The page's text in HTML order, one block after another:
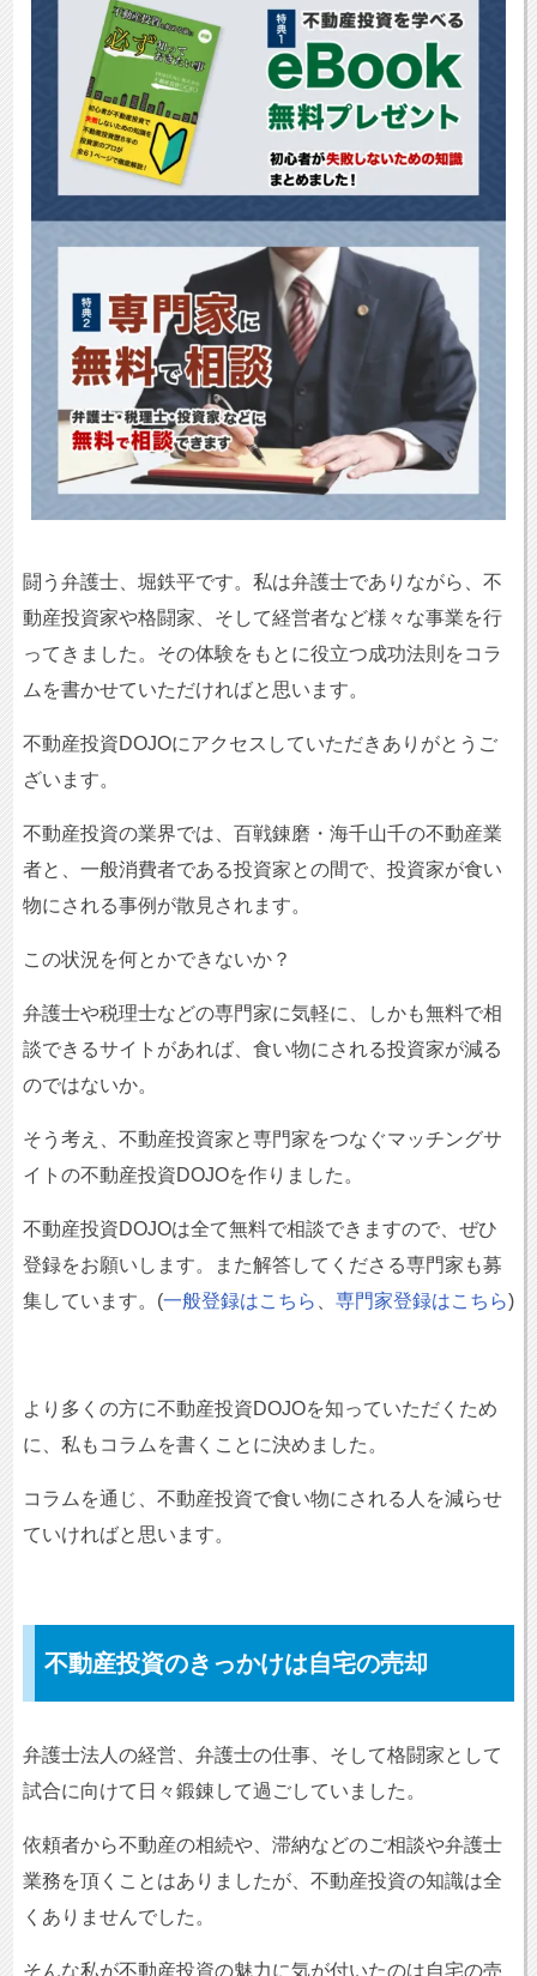
闘う弁護士、堀鉄平です。私は弁護士でありながら、不
動産投資家や格闘家、そして経営者など様々な事業を行
ってきました。その体験をもとに役立つ成功法則をコラ
ムを書かせていただければと思います。
不動産投資DOJOにアクセスしていただきありがとうご
ざいます。
不動産投資の業界では、百戦錬磨・海千山千の不動産業
者と、一般消費者である投資家との間で、投資家が食い
物にされる事例が散見されます。
この状況を何とかできないか？
弁護士や税理士などの専門家に気軽に、しかも無料で相
談できるサイトがあれば、食い物にされる投資家が減る
のではないか。
そう考え、不動産投資家と専門家をつなぐマッチングサ
イトの不動産投資DOJOを作りました。
不動産投資DOJOは全て無料で相談できますので、ぜひ
登録をお願いします。また解答してくださる専門家も募
集しています。(一般登録はこちら 専門家登録はこちら)
より多くの方に不動産投資DOJOを知っていただくため
に、私もコラムを書くことに決めました。
コラムを通じ、不動産投資で食い物にされる人を減らせ
ていければと思います。
不動産投資のきっかけは自宅の売却
弁護士法人の経営、弁護士の仕事、そして格闘家として
試合に向けて日々鍛錬して過ごしていました。
依頼者から不動産の相続や、滞納などのご相談や弁護士
業務を頂くことはありましたが、不動産投資の知識は全
くありませんでした。
そんな私が不動産投資の魅力に気が付いたのは自宅の売